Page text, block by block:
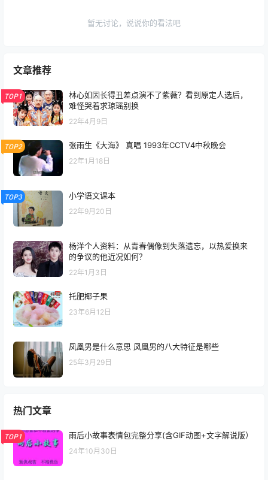
暂无讨论，说说你的看法吧
文章推荐
TOP1
林心如因长得丑差点演不了紫薇？看到原定人选后，
难怪哭着求琼瑶别换
22年4月9日
TOP2 张雨生《大海》 真唱 1993年CCTV4中秋晚会
22年1月18日
TOP3 小学语文课本
22年9月20日
杨洋个人资料：从青春偶像到失落遗忘，以热爱换来
的争议的他近况如何？
22年1月3日
托肥椰子果
23年6月12日
凤凰男是什么意思 凤凰男的八大特征是哪些
25年3月29日
热门文章
TOP1 雨后小故事表情包完整分享(含GIF动图+文字解说版）
24年10月30日